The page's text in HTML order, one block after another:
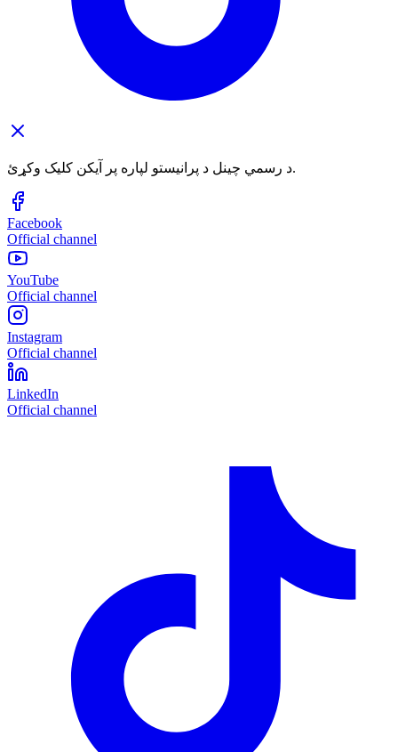
د رسمي چینل د پرانیستو لپاره پر آیکن کلیک وکړئ.
Facebook
Official channel
YouTube
Official channel
Instagram
Official channel
LinkedIn
Official channel